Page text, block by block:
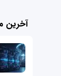
آخرین